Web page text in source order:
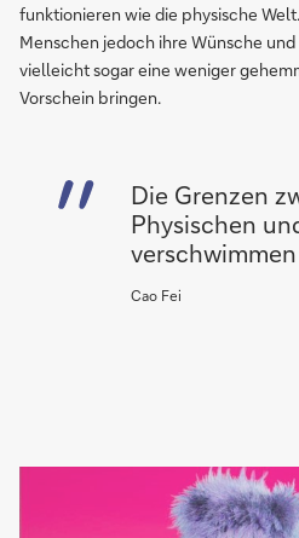
funktionieren wie die physische
Menschen jedoch ihre Wünsche
vielleicht sogar eine weniger
Vorschein bringen.
Die Grenzen
Physischen
Cao Fei